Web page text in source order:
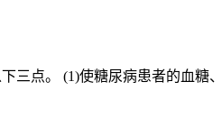
点。 (1)使糖尿病患者的血糖